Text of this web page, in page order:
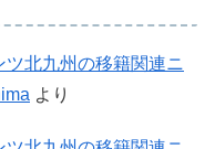
北九州の移籍関連ニ
より